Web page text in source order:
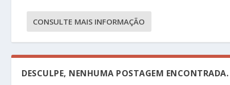
CONSULTE MAIS INFORMAÇÃO
DESCULPE, NENHUMA POSTAGEM ENCONTRADA.